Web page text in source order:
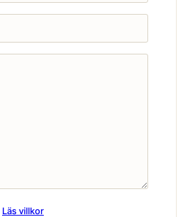
Läs villkor